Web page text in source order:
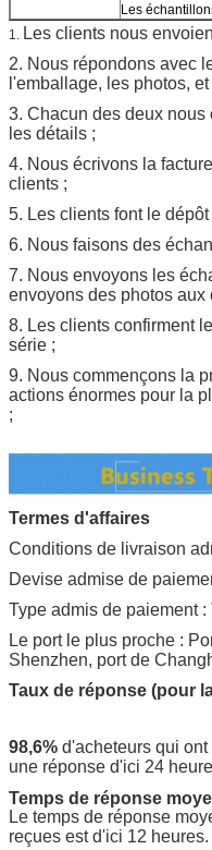
Les
1. Les clients nous
2. Nous répondons avec
l'emballage, les photos,
3. Chacun des deux
les détails ;
4. Nous écrivons la
clients ;
5. Les clients font le dépôt
6. Nous faisons des
7. Nous envoyons les
envoyons des photos
8. Les clients confirment
série ;
9. Nous commençons la
actions énormes pour la
;
Termes d'affaires
Conditions de livraison
Devise admise de
Type admis de paiement :
Le port le plus proche :
Shenzhen, port de
Taux de réponse (pour
98,6% d'acheteurs qui
une réponse d'ici 24
Temps de réponse
Le temps de réponse
reçues est d'ici 12 heures.